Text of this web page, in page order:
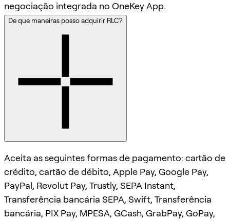
negociação integrada no OneKey App.
De que maneiras posso adquirir RLC?
Aceita as seguintes formas de pagamento: cartão de
crédito, cartão de débito, Apple Pay, Google Pay,
PayPal, Revolut Pay, Trustly, SEPA Instant,
Transferência bancária SEPA, Swift, Transferência
bancária, PIX Pay, MPESA, GCash, GrabPay, GoPay,